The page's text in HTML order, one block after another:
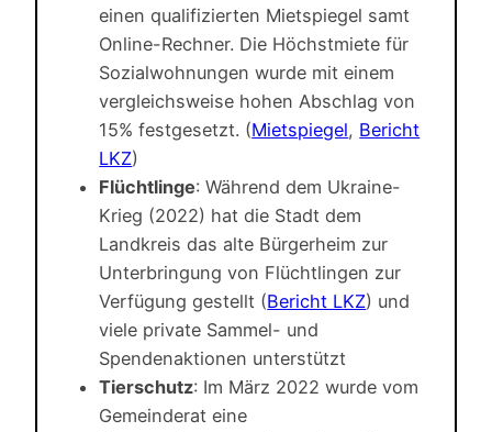
einen qualifizierten Mietspiegel samt
Online-Rechner. Die Höchstmiete für
Sozialwohnungen wurde mit einem
vergleichsweise hohen Abschlag von
15% festgesetzt. (Mietspiegel, Bericht
LKZ)
Flüchtlinge: Während dem Ukraine-
Krieg (2022) hat die Stadt dem
Landkreis das alte Bürgerheim zur
Unterbringung von Flüchtlingen zur
Verfügung gestellt (Bericht LKZ) und
viele private Sammel- und
Spendenaktionen unterstützt
Tierschutz: Im März 2022 wurde vom
Gemeinderat eine